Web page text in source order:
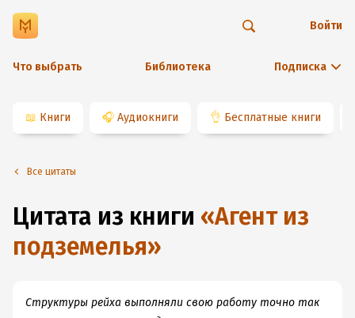
Что выбрать Библиотека Подписка
Войти
📖 Книги 🎧 Аудиокниги 👌 Бесплатные книги
Все цитаты
Цитата из книги «Агент из
подземелья»
Структуры рейха выполняли свою работу точно так